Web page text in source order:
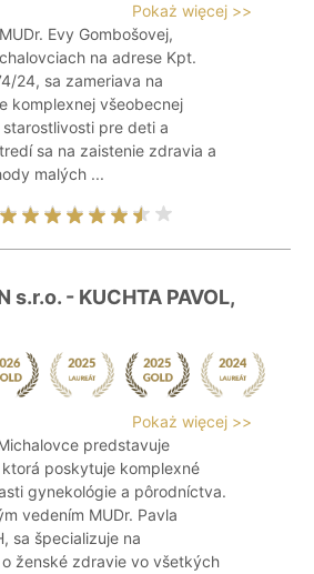
Pokaż więcej >>
Evy Gombošovej,
na adrese Kpt.
24, sa zameriava na
komplexnej všeobecnej
pre deti a
sa na zaistenie zdravia a
malých ...
s.r.o. - KUCHTA PAVOL,
Pokaż więcej >>
predstavuje
poskytuje komplexné
gynekológie a pôrodníctva.
vedením MUDr. Pavla
sa špecializuje na
ženské zdravie vo všetkých